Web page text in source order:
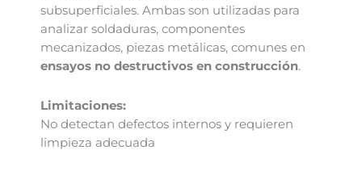
subsuperficiales. Ambas son utilizadas para
analizar soldaduras, componentes
mecanizados, piezas metálicas, comunes en
ensayos no destructivos en construcción.
Limitaciones:
No detectan defectos internos y requieren
limpieza adecuada